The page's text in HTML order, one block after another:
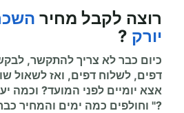
רוצה לקבל מחיר
יורק ?
כיום כבר לא צריך להתקשר,
דפים, לשלוח דפים, ואז לשאול
אצא יומיים לפני המועד? וכמה
?" וחולפים כמה ימים והמחיר